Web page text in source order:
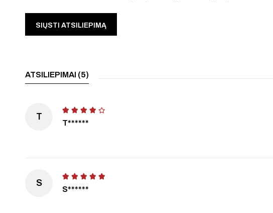
ATSILIEPIMAI (5)
T
T******
S
S******